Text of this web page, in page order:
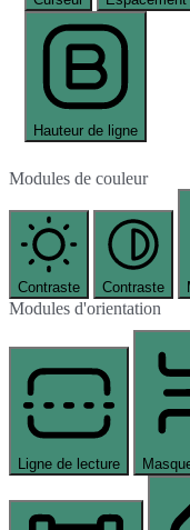
Hauteur de ligne
Modules de couleur
Contraste Contraste
Modules d'orientation
Ligne de lecture